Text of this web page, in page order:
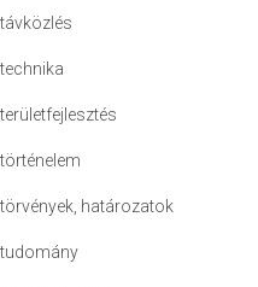
távközlés
technika
területfejlesztés
történelem
törvények, határozatok
tudomány